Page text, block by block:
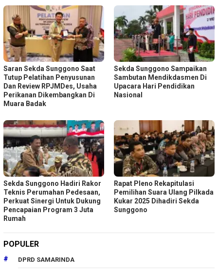
Saran Sekda Sunggono Saat
Tutup Pelatihan Penyusunan
Dan Review RPJMDes, Usaha
Perikanan Dikembangkan Di
Muara Badak
Sekda Sunggono Sampaikan
Sambutan Mendikdasmen Di
Upacara Hari Pendidikan
Nasional
Sekda Sunggono Hadiri Rakor
Teknis Perumahan Pedesaan,
Perkuat Sinergi Untuk Dukung
Pencapaian Program 3 Juta
Rumah
Rapat Pleno Rekapitulasi
Pemilihan Suara Ulang Pilkada
Kukar 2025 Dihadiri Sekda
Sunggono
POPULER
DPRD SAMARINDA